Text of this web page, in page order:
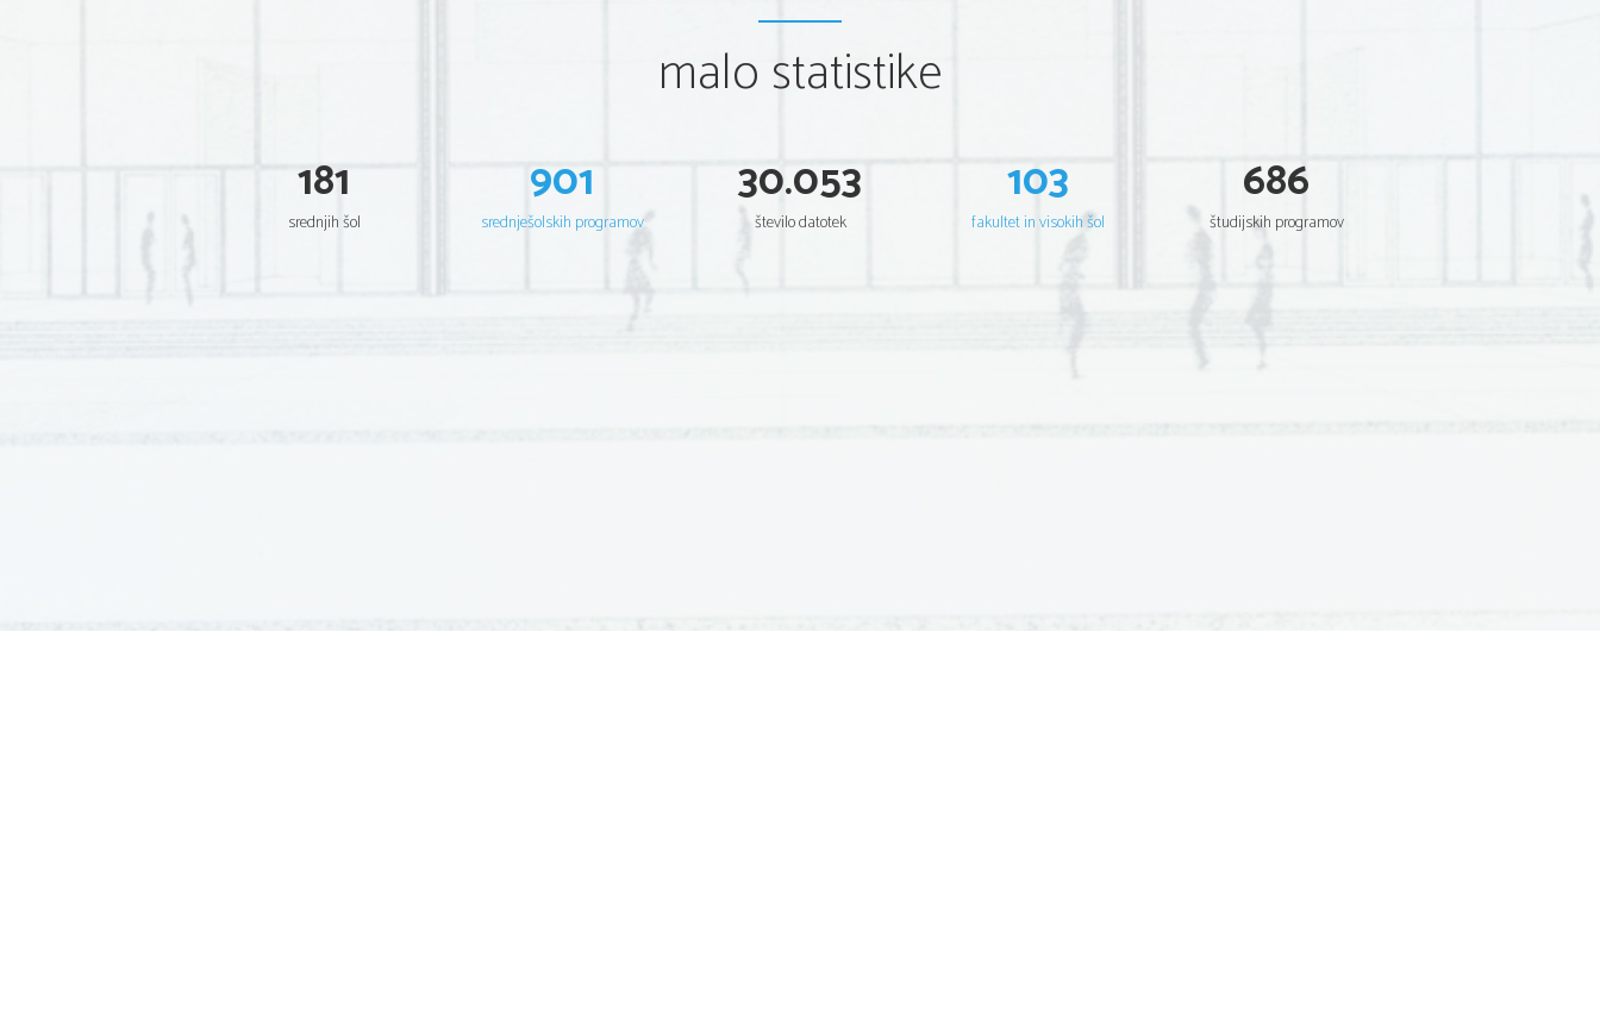
malo statistike
181
srednjih šol
901
srednješolskih programov
30.053
število datotek
103
fakultet in visokih šol
686
študijskih programov